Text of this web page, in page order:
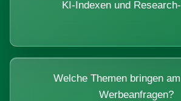
KI-Indexen und
Welche Themen bringen
Werbeanfragen?